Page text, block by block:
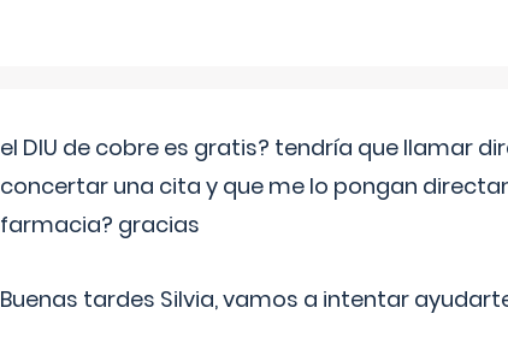
el DIU de cobre es gratis? tendría que llamar
concertar una cita y que me lo pongan
farmacia? gracias
Buenas tardes Silvia, vamos a intentar